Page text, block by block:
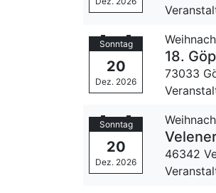
Sonntag
20
Dez. 2026
18.
73033
Sonntag
20
Dez. 2026
46342